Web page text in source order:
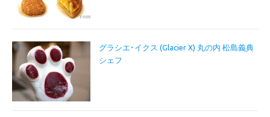
グラシエ･イクス (Glacier X) 丸の内 松島義典
シェフ